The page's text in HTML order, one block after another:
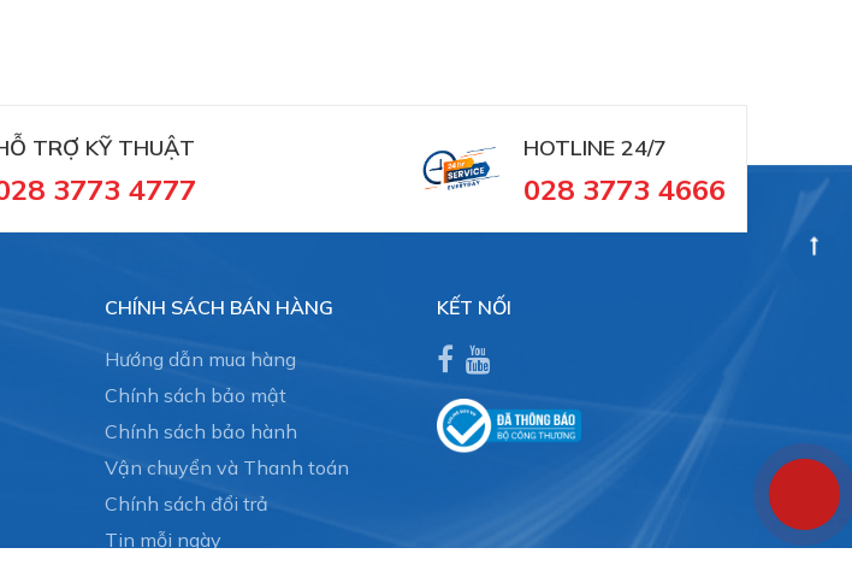
TRỢ KỸ THUẬT
3773 4777
HOTLINE 24/7
028 3773 4666
CHÍNH SÁCH BÁN HÀNG
Hướng dẫn mua hàng
Chính sách bảo mật
Chính sách bảo hành
Vận chuyển và Thanh toán
Chính sách đổi trả
Tin mỗi ngày
KẾT NỐI